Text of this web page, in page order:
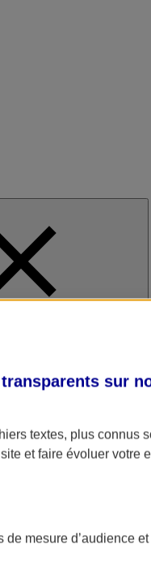
sur
textes, plus connus
et faire évoluer votre
de mesure d’audience